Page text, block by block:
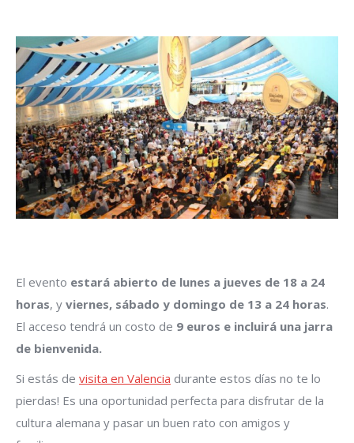
El evento estará abierto de lunes a jueves de 18 a 24
horas, y viernes, sábado y domingo de 13 a 24 horas.
El acceso tendrá un costo de 9 euros e incluirá una jarra
de bienvenida.
Si estás de visita en Valencia durante estos días no te lo
pierdas! Es una oportunidad perfecta para disfrutar de la
cultura alemana y pasar un buen rato con amigos y